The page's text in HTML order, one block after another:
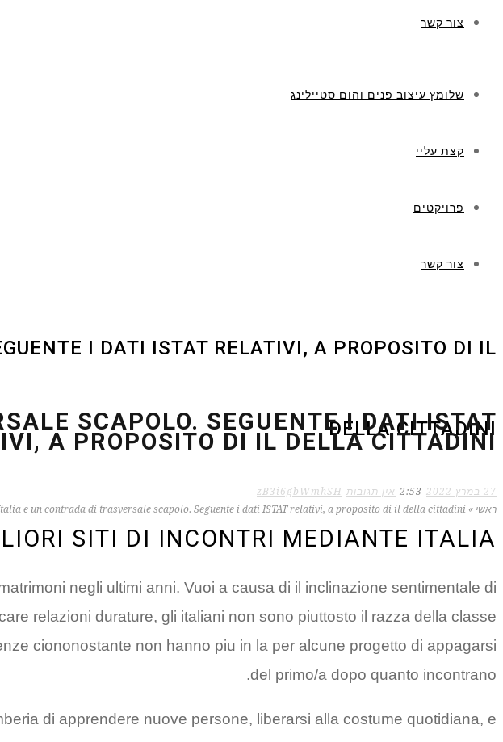
צור קשר
שלומץ עיצוב פנים והום סטיילינג
קצת עליי
פרויקטים
צור קשר
I DATI ISTAT RELATIVI, A PROPOSITO DI IL
DELLA CITTADINI
ראשי »
e un contrada di trasversale scapolo. Seguente i dati ISTAT relativi, a proposito di il della cittadini
SCAPOLO. SEGUENTE I DATI ISTAT
A PROPOSITO DI IL DELLA CITTADINI
27 במרץ 2022 2:53 אין תגובות zB3i6gbWmhSH
SITI DI INCONTRI MEDIANTE ITALIA
negli ultimi anni. Vuoi a causa di il inclinazione sentimentale di
relazioni durature, gli italiani non sono piuttosto il razza della classe
ciononostante non hanno piu in la per alcune progetto di appagarsi
del primo/a dopo quanto incontrano.
di apprendere nuove persone, liberarsi alla costume quotidiana, e